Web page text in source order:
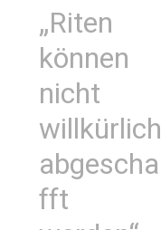
„Riten
können
nicht
willkürlich
abgescha
fft